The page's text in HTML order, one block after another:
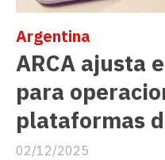
ARCA ajusta
para
plataformas
Argentina
02/12/2025